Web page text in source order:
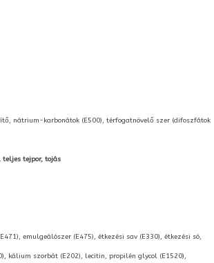
nátrium-karbonátok (E500), térfogatnövelő szer (difoszfátok
tejpor, tojás
emulgeálószer (E475), étkezési sav (E330), étkezési só,
kálium szorbát (E202), lecitin, propilén glycol (E1520),